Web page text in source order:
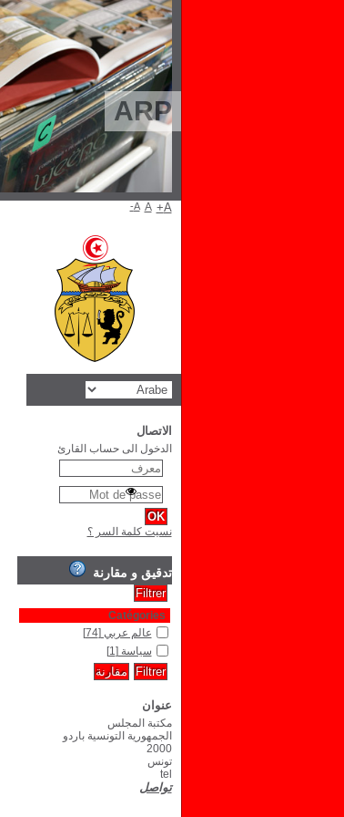
ARP
A- A A+
الاتصال
الدخول الى حساب القارئ
نسيت كلمة السر ؟
تدقيق و مقارنة
Catégories
عالم عربي [74]
سياسة [1]
عنوان
مكتبة المجلس
الجمهورية التونسية باردو
2000
تونس
tel
تواصل